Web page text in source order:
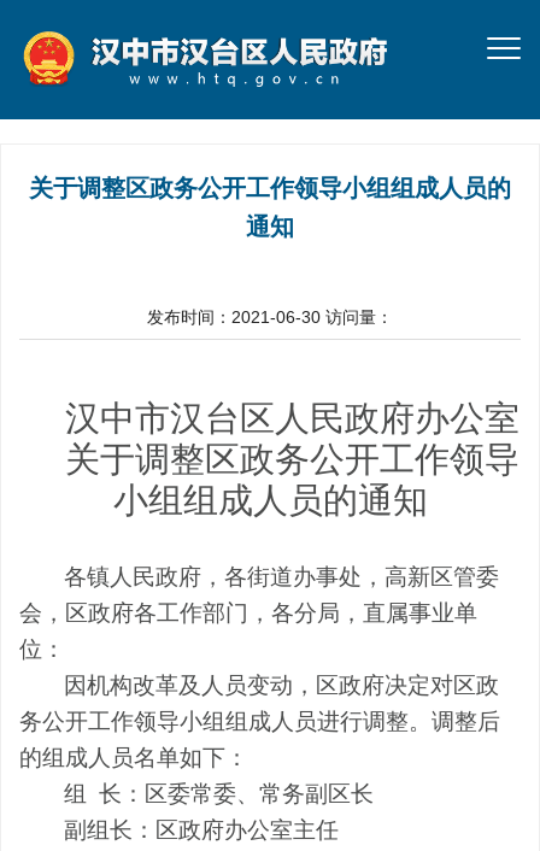
关于调整区政务公开工作领导小组组成人员的
通知
发布时间：2021-06-30 访问量：
汉中市汉台区人民政府办公室
关于调整区政务公开工作领导
小组组成人员的通知
各镇人民政府，各街道办事处，高新区管委
会 ， 区政府各工作部门，各分局 ， 直属事业单
位 ：
因机构改革及人员变动， 区政府决定对区政
务公开工作领导小组组成人员进行调整。调整后
的组成人员名单如下：
组
长： 区委常委、常务副区长
副组长：区政府办公室主任